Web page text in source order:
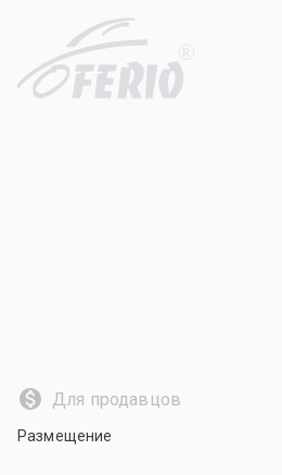
R
Для продавцов
Размещение